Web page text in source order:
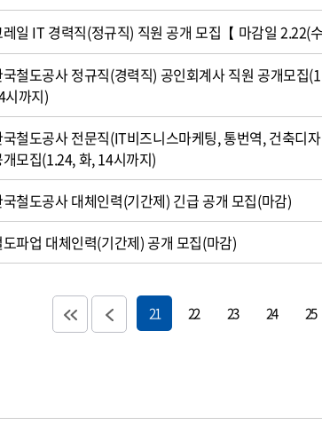
일 IT 경력직(정규직) 직원 공개 모집【 마감일 2.22(수
국철도공사 정규직(경력직) 공인회계사 직원 공개모집
시까지)
국철도공사 전문직(IT비즈니스마케팅, 통번역, 건축디
개모집(1.24, 화, 14시까지)
국철도공사 대체인력(기간제) 긴급 공개 모집(마감)
도파업 대체인력(기간제) 공개 모집(마감)
21 22 23 24 25